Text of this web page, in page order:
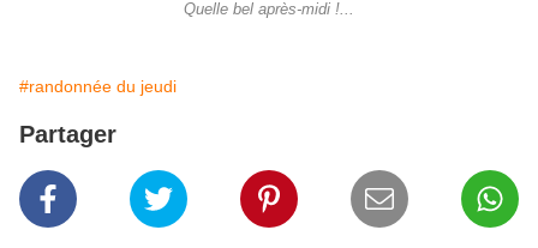
Quelle bel après-midi !...
#randonnée du jeudi
Partager